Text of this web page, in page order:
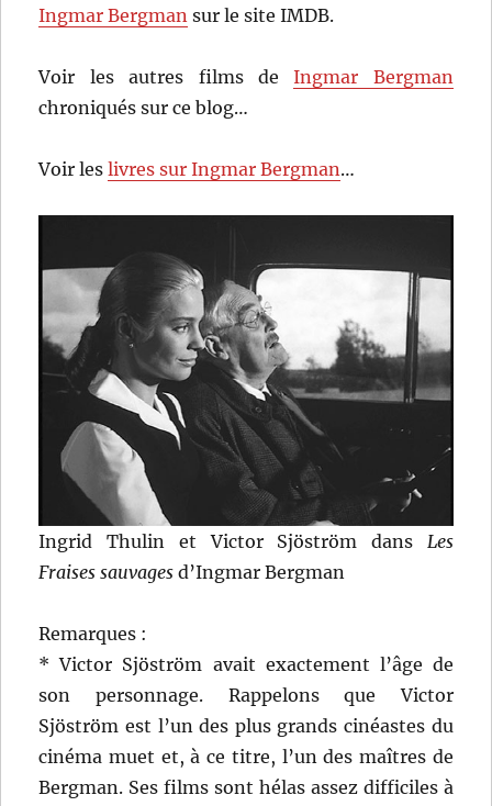
Ingmar Bergman sur le site IMDB.
Voir les autres films deIngmar Bergman
chroniqués sur ce blog…
Voir leslivres sur Ingmar Bergman…
Ingrid Thulin et Victor Sjöström dans Les
Fraises sauvages d’Ingmar Bergman
Remarques :
* Victor Sjöström avait exactement l’âge de
son personnage. Rappelons que Victor
Sjöström est l’un des plus grands cinéastes du
cinéma muet et, à ce titre, l’un des maîtres de
Bergman. Ses films sont hélas assez difficiles à